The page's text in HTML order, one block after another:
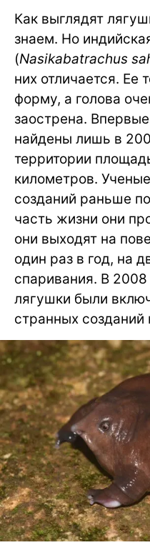
Как выглядят
знаем. Но
(Nasikabatrachus
них отличается. Ее
форму, а голова
заострена.
найдены лишь в
территории
километров.
созданий раньше
часть жизни они
они выходят на
один раз в год, на
спаривания. В
лягушки были
странных созданий